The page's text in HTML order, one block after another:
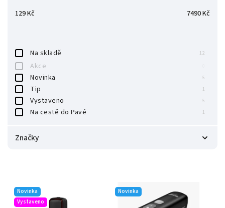
129Kč 7490Kč
Na skladě 12
Akce
Novinka 5
Tip 1
Vystaveno 5
Na cestě do Pavé 1
Značky
Garmin
Ravemen Lights
Novinka
Vystaveno
Novinka